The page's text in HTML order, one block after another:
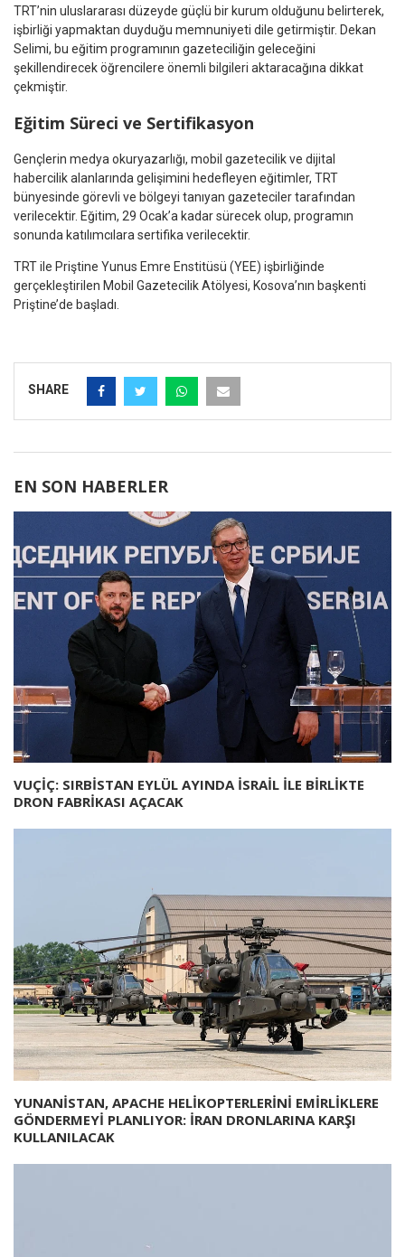
TRT’nin uluslararası düzeyde güçlü bir kurum olduğunu belirterek,
işbirliği yapmaktan duyduğu memnuniyeti dile getirmiştir. Dekan
Selimi, bu eğitim programının gazeteciliğin geleceğini
şekillendirecek öğrencilere önemli bilgileri aktaracağına dikkat
çekmiştir.
Eğitim Süreci ve Sertifikasyon
Gençlerin medya okuryazarlığı, mobil gazetecilik ve dijital
habercilik alanlarında gelişimini hedefleyen eğitimler, TRT
bünyesinde görevli ve bölgeyi tanıyan gazeteciler tarafından
verilecektir. Eğitim, 29 Ocak’a kadar sürecek olup, programın
sonunda katılımcılara sertifika verilecektir.
TRT ile Priştine Yunus Emre Enstitüsü (YEE) işbirliğinde
gerçekleştirilen Mobil Gazetecilik Atölyesi, Kosova’nın başkenti
Priştine’de başladı.
SHARE
EN SON HABERLER
VUÇİÇ: SIRBİSTAN EYLÜL AYINDA İSRAİL İLE BİRLİKTE
DRON FABRİKASI AÇACAK
YUNANİSTAN, APACHE HELİKOPTERLERİNİ EMİRLİKLERE
GÖNDERMEYİ PLANLIYOR: İRAN DRONLARINA KARŞI
KULLANILACAK